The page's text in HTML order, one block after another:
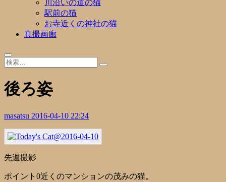
川沿いの道の猫
駅前の猫
お寺近くの神社の猫
真撮画廊
後ろ姿
masatsu 2016-04-10 22:24
先週撮影
ポイント0近くのマンションの茂みの猫。